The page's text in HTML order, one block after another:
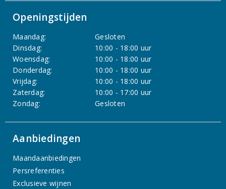
Openingstijden
Maandag:
Gesloten
Dinsdag:
10:00 - 18:00 uur
Woensdag:
10:00 - 18:00 uur
Donderdag:
10:00 - 18:00 uur
Vrijdag:
10:00 - 18:00 uur
Zaterdag:
10:00 - 17:00 uur
Zondag:
Gesloten
Aanbiedingen
Maandaanbiedingen
Persreferenties
Exclusieve wijnen